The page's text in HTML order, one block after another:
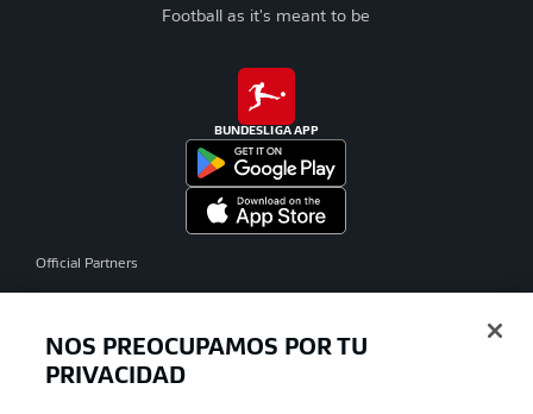
Football as it's meant to be
BUNDESLIGA APP
Official Partners
NOS PREOCUPAMOS POR TU
PRIVACIDAD